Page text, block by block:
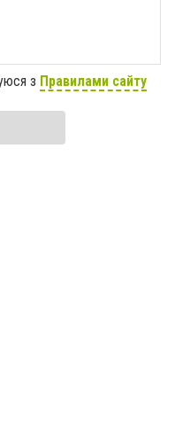
з Правилами сайту